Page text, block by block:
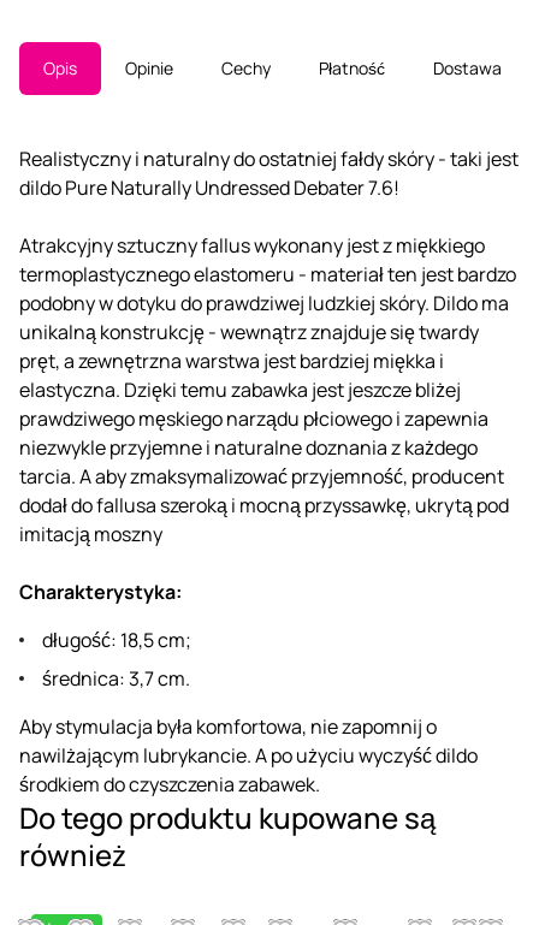
Opis Opinie Cechy Płatność Dostawa
Realistyczny i naturalny do ostatniej fałdy skóry - taki jest
dildo Pure Naturally Undressed Debater 7.6!
Atrakcyjny sztuczny fallus wykonany jest z miękkiego
termoplastycznego elastomeru - materiał ten jest bardzo
podobny w dotyku do prawdziwej ludzkiej skóry. Dildo ma
unikalną konstrukcję - wewnątrz znajduje się twardy
pręt, a zewnętrzna warstwa jest bardziej miękka i
elastyczna. Dzięki temu zabawka jest jeszcze bliżej
prawdziwego męskiego narządu płciowego i zapewnia
niezwykle przyjemne i naturalne doznania z każdego
tarcia. A aby zmaksymalizować przyjemność, producent
dodał do fallusa szeroką i mocną przyssawkę, ukrytą pod
imitacją moszny
Charakterystyka:
długość: 18,5 cm;
średnica: 3,7 cm.
Aby stymulacja była komfortowa, nie zapomnij o
nawilżającym lubrykancie. A po użyciu wyczyść dildo
środkiem do czyszczenia zabawek.
Do tego produktu kupowane są
również